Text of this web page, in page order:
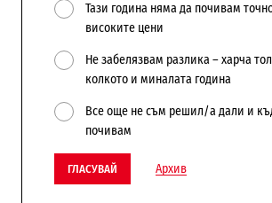
Тази година няма да почивам
високите цени
Не забелязвам разлика – харча
колкото и миналата година
Все още не съм решил/а дали и
почивам
ГЛАСУВАЙ Архив